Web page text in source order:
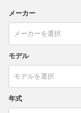
メーカー
モデル
年式